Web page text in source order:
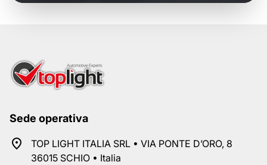
Sede operativa
TOP LIGHT ITALIA SRL • VIA PONTE D’ORO, 8
36015 SCHIO • Italia